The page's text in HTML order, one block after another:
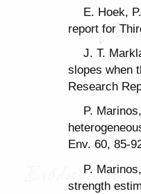
E. Hoek,
report for
J. T.
slopes when
Research
P.
Env. 60, 85-
P.
strength